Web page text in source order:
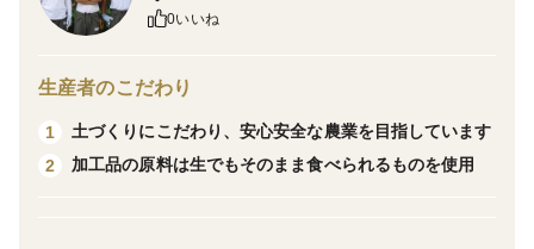
点はご容赦ください。
品種は筑波・銀寄が中心になります。(落ちた栗を拾う
ので選別不可能です)
0いいね
生産者のこだわり
1
土づくりにこだわり、安心安全な農業を目指しています
2
加工品の原料は生でもそのまま食べられるものを使用